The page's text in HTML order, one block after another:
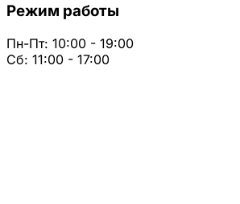
Режим работы
Пн-Пт: 10:00 - 19:00
Сб: 11:00 - 17:00